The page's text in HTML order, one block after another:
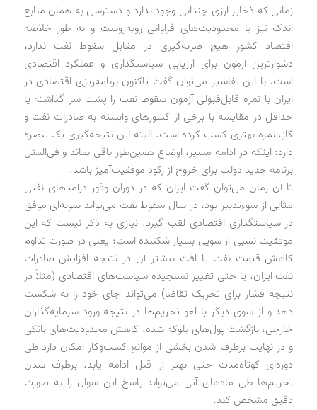
زمانی که ذخایر ارزی چندانی وجود ندارد و دسترسی به همان منابع
اندک نیز با محدودیت‌های فراوانی روبه‌روست و به طور خلاصه
اقتصاد کشور هیچ ضربه‌گیری در مقابل سقوط نفت ندارد،
دشوارترین آزمون برای ارزیابی سیاستگذاری و عملکرد اقتصادی
است. با این تفاسیر می‌توان گفت تاکنون برنامه‌ریزی اقتصادی در
ایران با نمره قابل‌قبولی آزمون سقوط نفت را پشت سر گذاشته یا
حداقل در مقایسه با برخی از کشورهای وابسته به صادرات نفت و
گاز، نمره بهتری کسب کرده است. البته این نتیجه‌گیری یک تبصره
دارد: اینکه در ادامه مسیر، اوضاع همین‌طور باقی بماند و فی‌المثل
برنامه جدید دولت برای خروج از رکود موفقیت‌آمیز باشد.
تا آن زمان می‌توان گفت ایران که در دوران وفور درآمدهای نفتی
مثالی از سوءتدبیر بود، در سال سقوط نفت می‌تواند نمونه‌ای موفق
در سیاستگذاری اقتصادی لقب گیرد. نیازی به ذکر نیست که این
موفقیت نسبی از سویی بسیار شکننده است؛ یعنی در صورت تداوم
کاهش قیمت نفت یا افت بیشتر آن در نتیجه افزایش صادرات
نفت ایران، یا حتی تغییر نسنجیده سیاست‌های اقتصادی (مثلاً در
نتیجه فشار برای تحریک تقاضا) می‌تواند جای خود را به شکست
دهد و از سوی دیگر با لغو تحریم‌ها در نتیجه ورود سرمایه‌گذاران
خارجی، بازگشت پول‌های بلوکه شده، کاهش محدودیت‌های بانکی
و در نهایت برطرف شدن بخشی از موانع کسب‌وکار امکان دارد طی
دوره‌ای کوتاه‌مدت حتی بهتر از قبل ادامه یابد. برطرف شدن
تحریم‌ها طی ماه‌های آتی می‌تواند پاسخ این سوال را به صورت
دقیق مشخص کند.